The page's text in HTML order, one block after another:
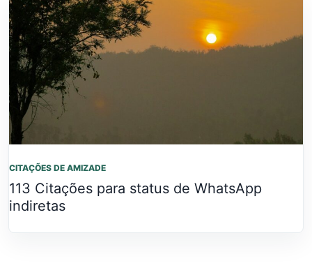
CITAÇÕES DE AMIZADE
113 Citações para status de WhatsApp
indiretas